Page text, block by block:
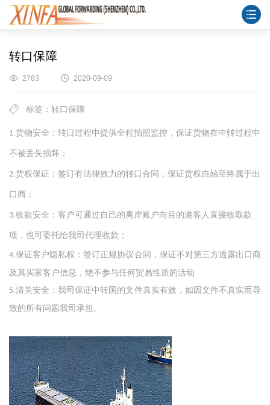
转口保障
2783 2020-09-09
标签：转口保障
1.货物安全：转口过程中提供全程拍照监控，保证货物在中转过程中
不被丢失损坏；
2.货权保证：签订有法律效力的转口合同，保证货权自始至终属于出
口商；
3.收款安全：客户可通过自己的离岸账户向目的港客人直接收取款
项，也可委托给我司代理收款；
4.保证客户隐私权：签订正规协议合同，保证不对第三方透露出口商
及其买家客户信息，绝不参与任何贸易性质的活动
5.清关安全：我司保证中转国的文件真实有效，如因文件不真实而导
致的所有问题我司承担。